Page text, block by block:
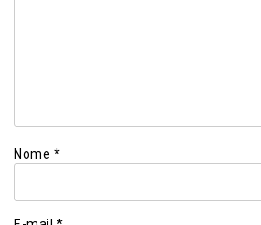
Nome *